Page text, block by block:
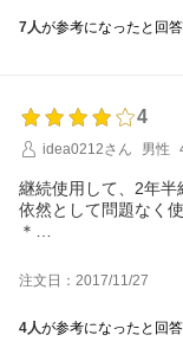
・探しにくい
→カインズの収納ケ
容量通り満タンにす
り少なく使うものと
を開けて発掘作業を
その他
・霜取りは電源オフ
の位置的に背の低い
・お手持ちの冷蔵庫
量を検討してみて下
と。
7人が参考になったと回答
4
idea0212さん
男性
継続使用して、2年半
依然として問題なく
＊
後ろの板を固定して
＊
注文日：2017/11/27
4人が参考になったと回答